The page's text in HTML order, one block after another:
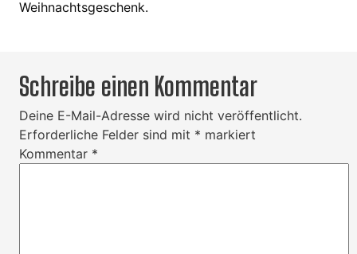
Weihnachtsgeschenk.
Schreibe einen Kommentar
Deine E-Mail-Adresse wird nicht veröffentlicht.
Erforderliche Felder sind mit * markiert
Kommentar *